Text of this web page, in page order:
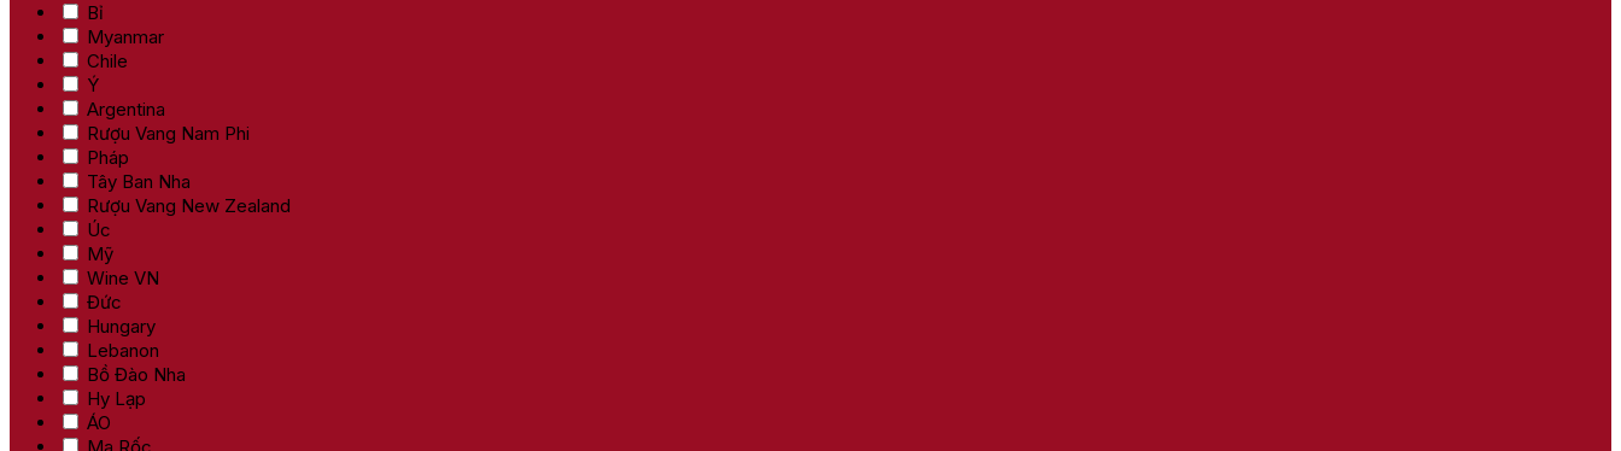
Bỉ
Myanmar
Chile
Ý
Argentina
Rượu Vang Nam Phi
Pháp
Tây Ban Nha
Rượu Vang New Zealand
Úc
Mỹ
Wine VN
Đức
Hungary
Lebanon
Bồ Đào Nha
Hy Lạp
ÁO